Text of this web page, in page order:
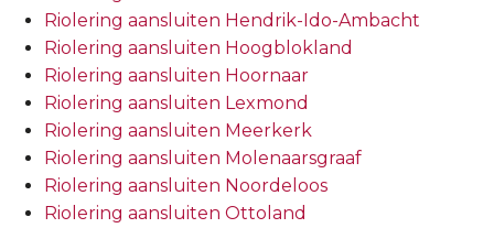
Riolering aansluiten Hendrik-Ido-Ambacht
Riolering aansluiten Hoogblokland
Riolering aansluiten Hoornaar
Riolering aansluiten Lexmond
Riolering aansluiten Meerkerk
Riolering aansluiten Molenaarsgraaf
Riolering aansluiten Noordeloos
Riolering aansluiten Ottoland